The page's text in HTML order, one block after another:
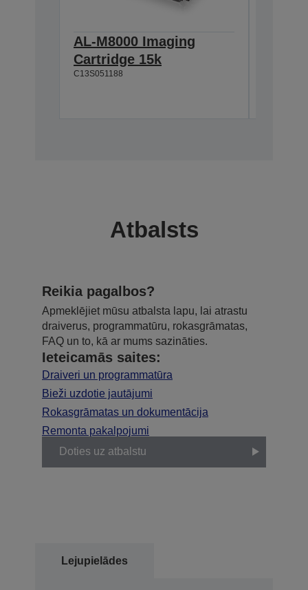
AL-M8000 Imaging
Cartridge 15k
C13S051188
Atbalsts
Reikia pagalbos?
Apmeklējiet mūsu atbalsta lapu, lai atrastu
draiverus, programmatūru, rokasgrāmatas,
FAQ un to, kā ar mums sazināties.
Ieteicamās saites:
Draiveri un programmatūra
Bieži uzdotie jautājumi
Rokasgrāmatas un dokumentācija
Remonta pakalpojumi
Doties uz atbalstu
Lejupielādes